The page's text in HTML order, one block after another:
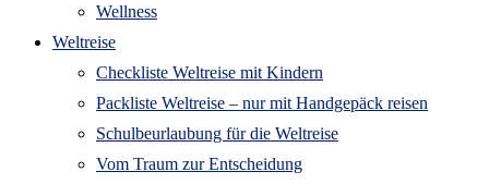
Wellness
Weltreise
Checkliste Weltreise mit Kindern
Packliste Weltreise – nur mit Handgepäck reisen
Schulbeurlaubung für die Weltreise
Vom Traum zur Entscheidung